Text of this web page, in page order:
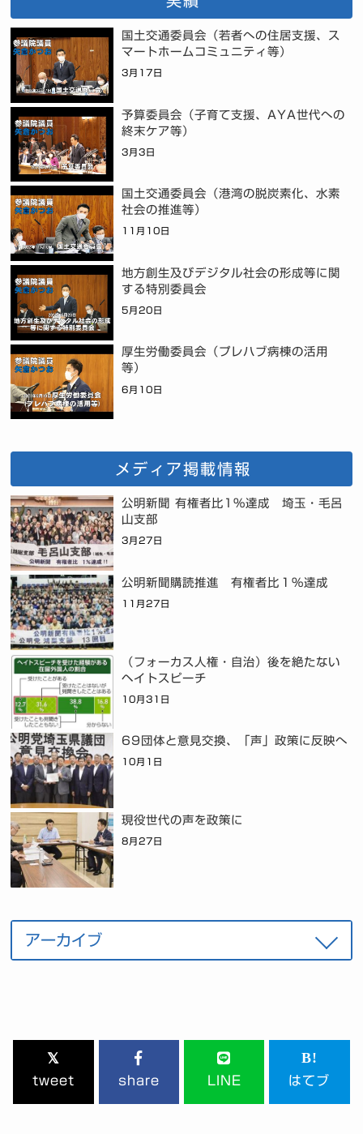
国土交通委員会（若者への住居支援、ス
マートホームコミュニティ等）
3月17日
予算委員会（子育て支援、AYA世代への
終末ケア等）
3月3日
国土交通委員会（港湾の脱炭素化、水素
社会の推進等）
11月10日
地方創生及びデジタル社会の形成等に関
する特別委員会
5月20日
厚生労働委員会（プレハブ病棟の活用
等）
6月10日
メディア掲載情報
公明新聞 有権者比1%達成 埼玉・毛呂
山支部
3月27日
公明新聞購読推進 有権者比１％達成
11月27日
（フォーカス人権・自治）後を絶たない
ヘイトスピーチ
10月31日
69団体と意見交換、「声」政策に反映へ
10月1日
現役世代の声を政策に
8月27日
tweet share LINE はてブ